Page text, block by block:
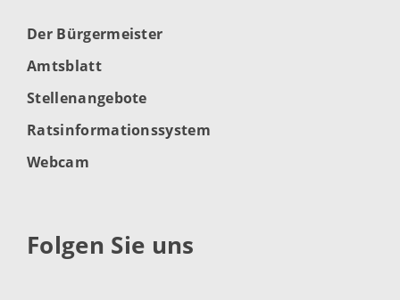
Der Bürgermeister
Amtsblatt
Stellenangebote
Ratsinformationssystem
Webcam
Folgen Sie uns